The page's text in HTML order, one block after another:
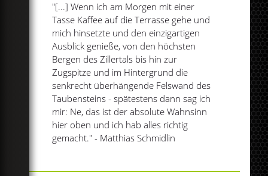
"[...] Wenn ich am Morgen mit einer
Tasse Kaffee auf die Terrasse gehe und
mich hinsetzte und den einzigartigen
Ausblick genieße, von den höchsten
Bergen des Zillertals bis hin zur
Zugspitze und im Hintergrund die
senkrecht überhängende Felswand des
Taubensteins - spätestens dann sag ich
mir: Ne, das ist der absolute Wahnsinn
hier oben und ich hab alles richtig
gemacht." - Matthias Schmidlin